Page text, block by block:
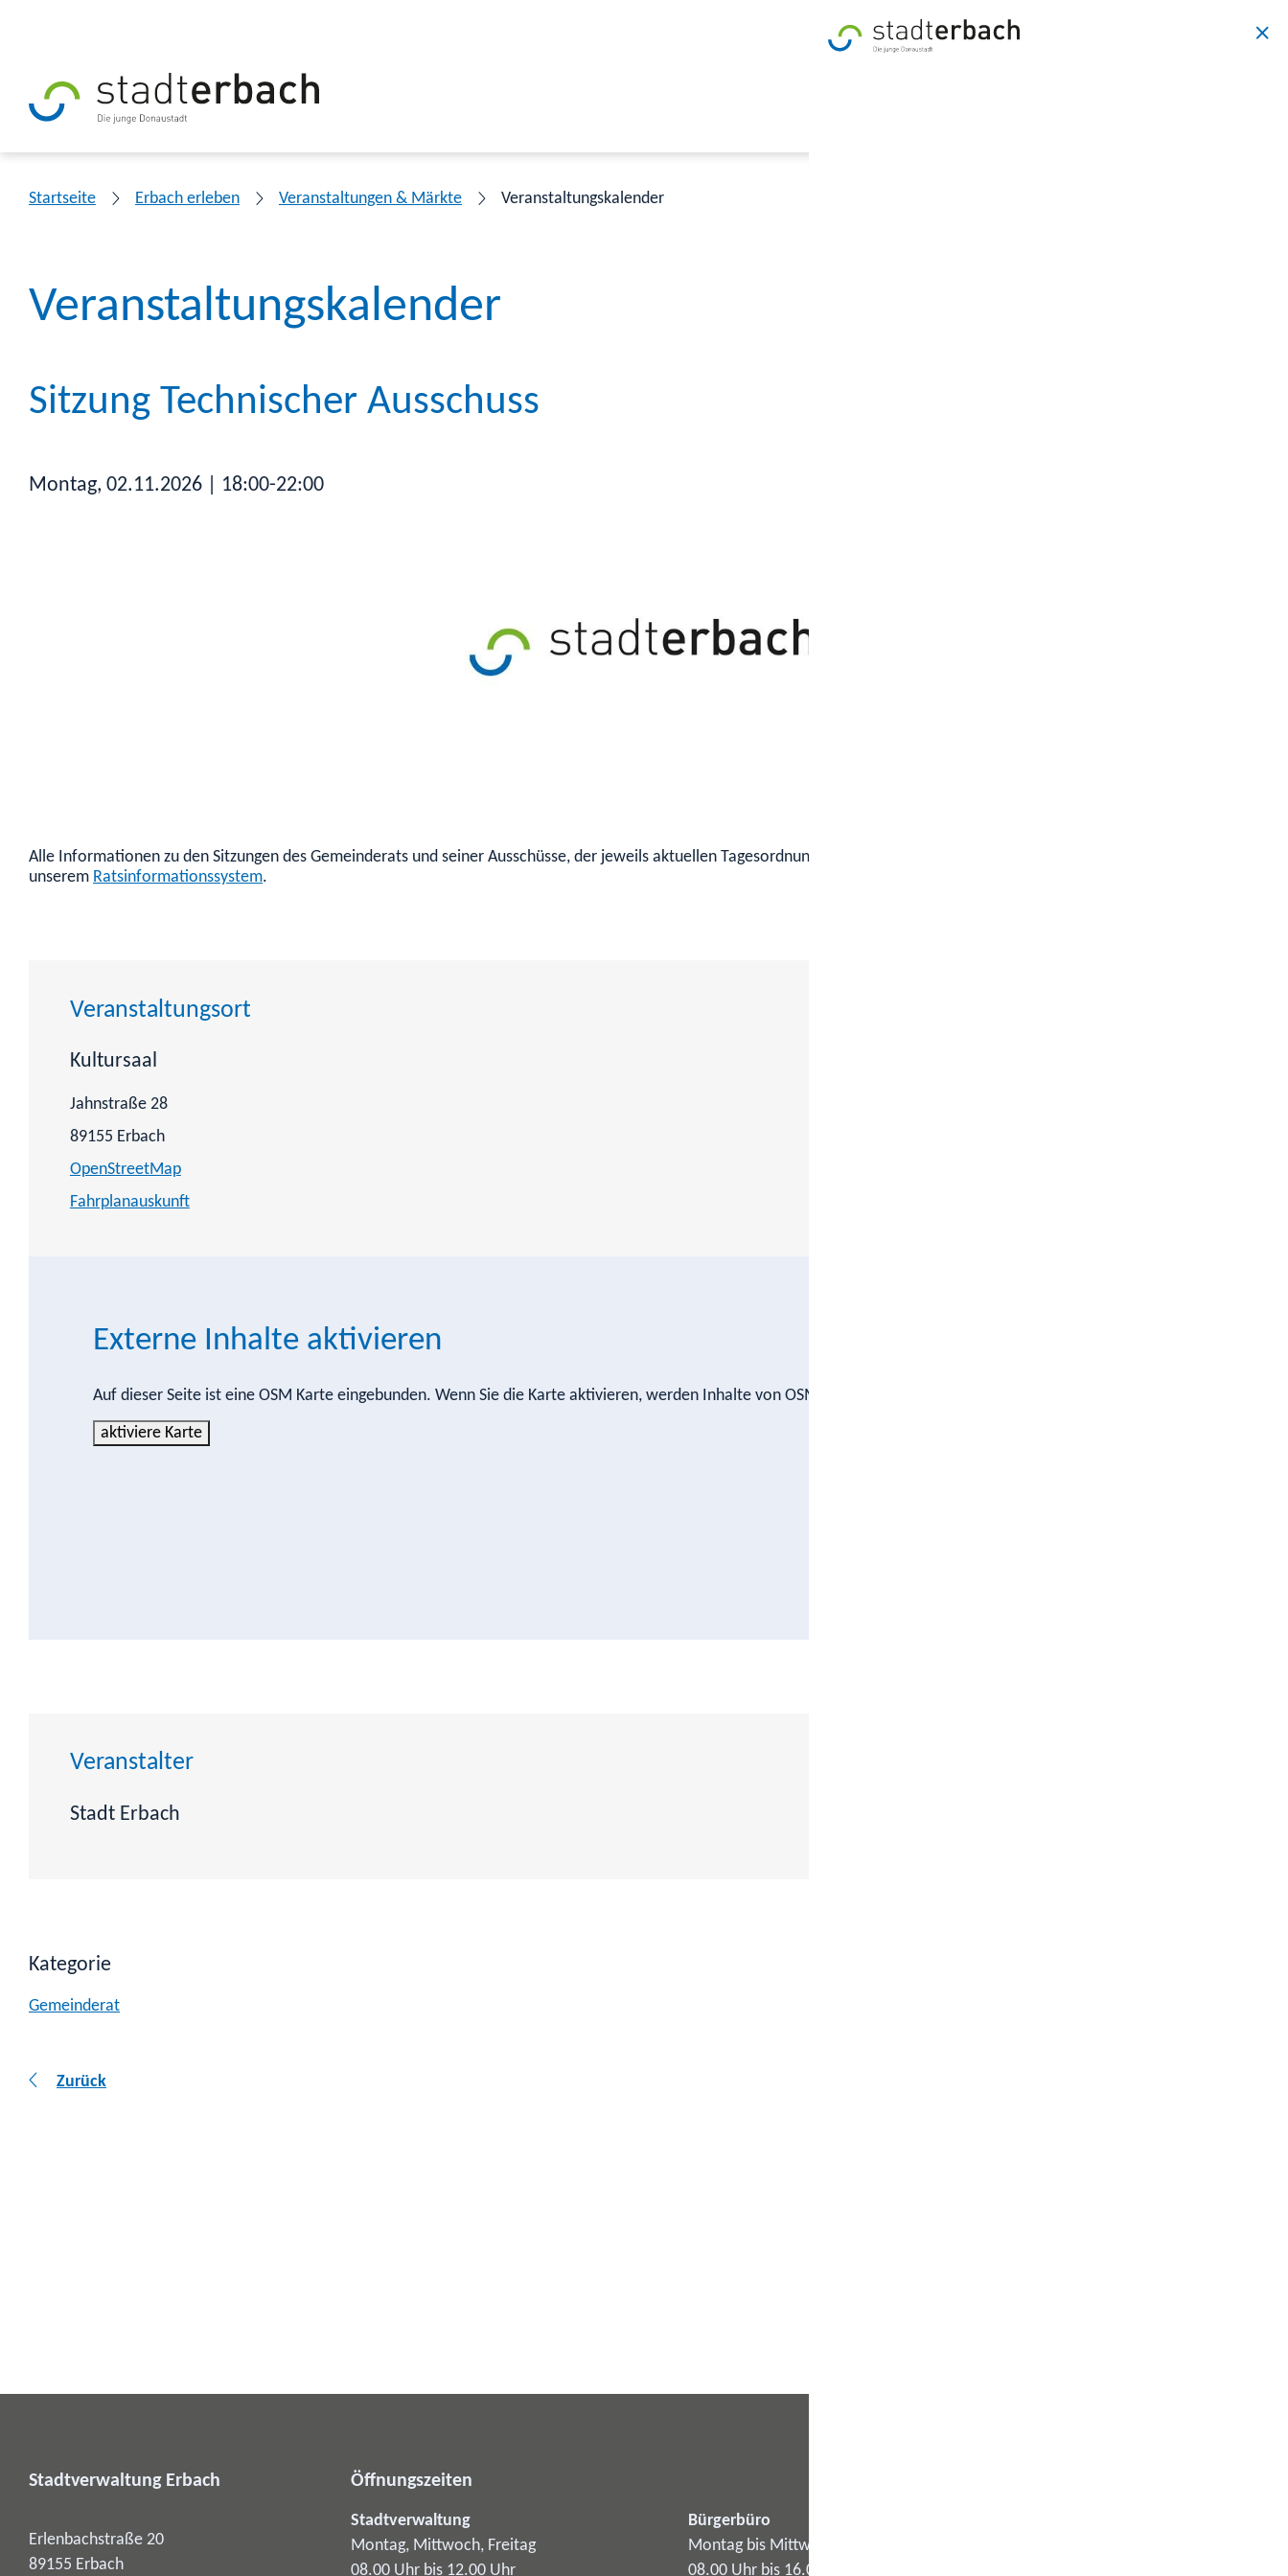
Startseite Erbach erleben Veranstaltungen & Märkte Veranstaltungskalender
Veranstaltungskalender
Montag, 02.11.2026 | 18:00-22:00
Sitzung Technischer Ausschuss
Alle Informationen zu den Sitzungen des Gemeinderats und seiner Ausschüsse, der jeweils aktuellen Tagesordnung, sowie zu den Fraktionen und Mandatsträgern erhalten Sie in
unserem Ratsinformationssystem.
Veranstaltungsort
Kultursaal
Jahnstraße 28
89155 Erbach
OpenStreetMap
Fahrplanauskunft
Externe Inhalte aktivieren
Auf dieser Seite ist eine OSM Karte eingebunden. Wenn Sie die Karte aktivieren, werden Inhalte von OSM nachgeladen.
aktiviere Karte
Veranstalter
Stadt Erbach
Kategorie
Gemeinderat
Zurück
Stadtverwaltung Erbach
Erlenbachstraße 20
89155 Erbach
Öffnungszeiten
Stadtverwaltung
Montag, Mittwoch, Freitag
08.00 Uhr bis 12.00 Uhr
Bürgerbüro
Montag bis Mittwoch
08.00 Uhr bis 16.00 Uhr